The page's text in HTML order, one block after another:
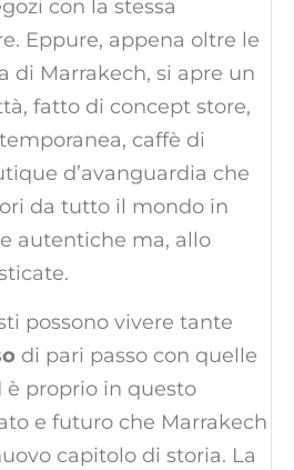
con la stessa
Eppure, appena oltre le
di Marrakech, si apre un
fatto di concept store,
caffè di
d’avanguardia che
da tutto il mondo in
autentiche ma, allo
possono vivere tante
di pari passo con quelle
è proprio in questo
e futuro che Marrakech
capitolo di storia. La